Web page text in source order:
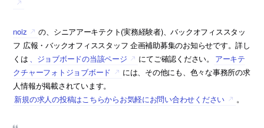
noiz
の、シニアアーキテクト(実務経験者)、バックオフィススタッ
フ 広報・バックオフィススタッフ 企画補助募集のお知らせです。詳し
くは
、ジョブボードの当該ページ にてご確認ください。
アーキテ
クチャーフォトジョブボード
には、その他にも、色々な事務所の求
人情報が掲載されています。
新規の求人の投稿はこちらからお気軽にお問い合わせください
。